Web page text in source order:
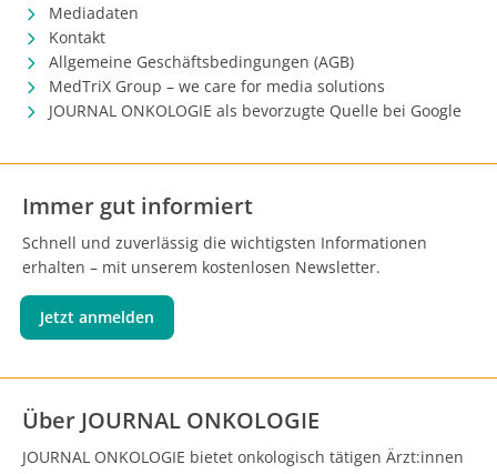
Mediadaten
Kontakt
Allgemeine Geschäftsbedingungen (AGB)
MedTriX Group – we care for media solutions
JOURNAL ONKOLOGIE als bevorzugte Quelle bei Google
Immer gut informiert
Schnell und zuverlässig die wichtigsten Informationen
erhalten – mit unserem kostenlosen Newsletter.
Jetzt anmelden
Über JOURNAL ONKOLOGIE
JOURNAL ONKOLOGIE bietet onkologisch tätigen Ärzt:innen